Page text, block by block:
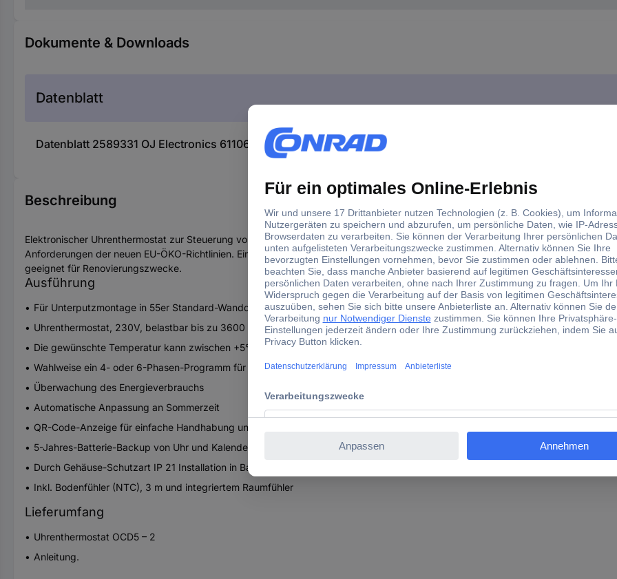
Dokumente & Downloads
Datenblatt
Datenblatt 2589331 OJ Electronics 611065-E Thermostat elektronisch OCD5-E 3600 W
Beschreibung
Elektronischer Uhrenthermostat zur Steuerung von elektrischen Fußbodenheizungen, entweder mittels externem Bodenfühler
Anforderungen der neuen EU-ÖKO-Richtlinien. Einfache Menünavigation über Touchscreen. 12 verschiedene Sprachen zur
geeignet für Renovierungszwecke.
Ausführung
Für Unterputzmontage in 55er Standard-Wanddosen
Uhrenthermostat, 230V, belastbar bis zu 3600 W, 16A
Die gewünschte Temperatur kann zwischen +5°C und +40°C eingestellt werden
Wahlweise ein 4- oder 6-Phasen-Programm für automatische Komfort- und Absenktemperatur, bis zu 7 unterschiedliche
Überwachung des Energieverbrauchs
Automatische Anpassung an Sommerzeit
QR-Code-Anzeige für einfache Handhabung und Support
5-Jahres-Batterie-Backup von Uhr und Kalender
Durch Gehäuse-Schutzart IP 21 Installation in Badezimmern oder anderen Feuchträumen möglich
Inkl. Bodenfühler (NTC), 3 m und integriertem Raumfühler
Lieferumfang
Uhrenthermostat OCD5 – 2
Anleitung.